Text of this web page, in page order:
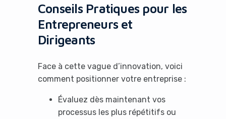
Conseils Pratiques pour les
Entrepreneurs et
Dirigeants
Face à cette vague d’innovation, voici
comment positionner votre entreprise :
Évaluez dès maintenant vos
processus les plus répétitifs ou